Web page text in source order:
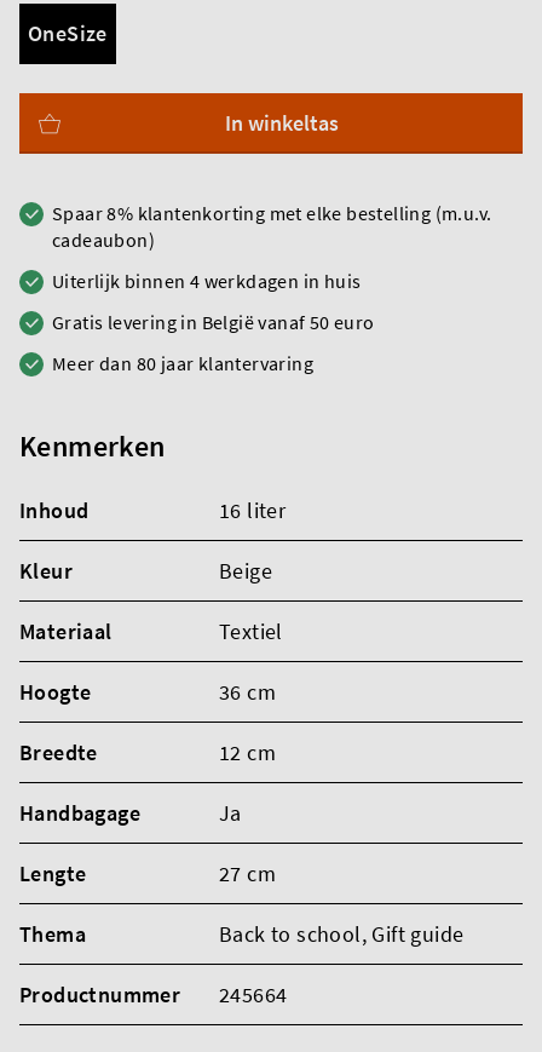
OneSize
In winkeltas
Spaar 8% klantenkorting met elke bestelling (m.u.v.
cadeaubon)
Uiterlijk binnen 4 werkdagen in huis
Gratis levering in België vanaf 50 euro
Meer dan 80 jaar klantervaring
Kenmerken
Inhoud 16 liter
Kleur Beige
Materiaal Textiel
Hoogte 36 cm
Breedte 12 cm
Handbagage Ja
Lengte 27 cm
Thema Back to school, Gift guide
Productnummer 245664